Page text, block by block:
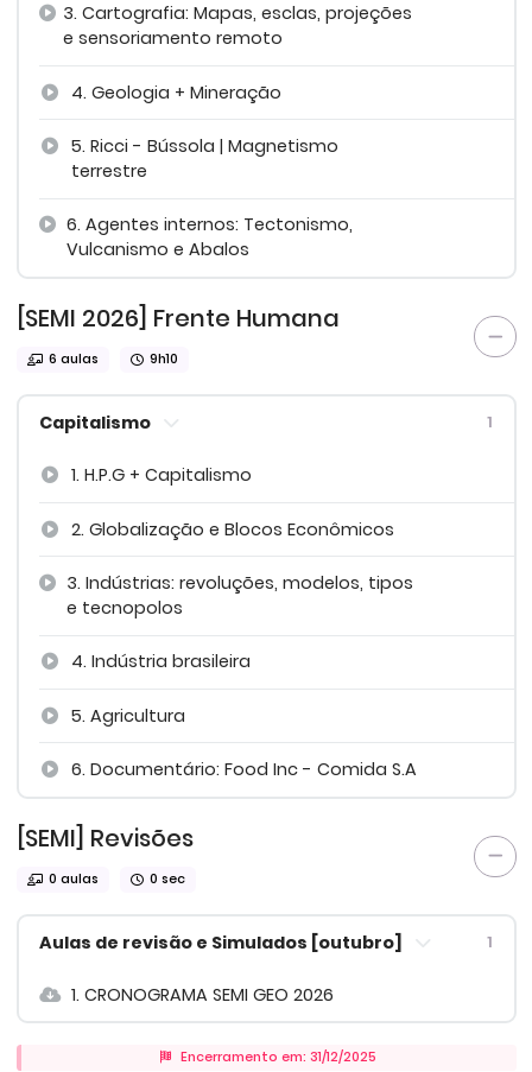
3. Cartografia: Mapas, esclas, projeções
e sensoriamento remoto
4. Geologia + Mineração
5. Ricci - Bússola | Magnetismo
terrestre
6. Agentes internos: Tectonismo,
Vulcanismo e Abalos
[SEMI 2026] Frente Humana
6 aulas 9h10
Capitalismo 1
1. H.P.G + Capitalismo
2. Globalização e Blocos Econômicos
3. Indústrias: revoluções, modelos, tipos
e tecnopolos
4. Indústria brasileira
5. Agricultura
6. Documentário: Food Inc - Comida S.A
[SEMI] Revisões
0 aulas 0 sec
Aulas de revisão e Simulados [outubro] 1
1. CRONOGRAMA SEMI GEO 2026
Encerramento em: 31/12/2025